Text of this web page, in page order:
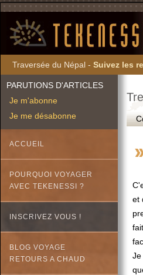
Traversée du Népal - Suivez les
PARUTIONS D'ARTICLES
Je m'abonne
Je me désabonne
ACCUEIL
POURQUOI VOYAGER
AVEC TEKENESSI ?
INSCRIVEZ VOUS !
BLOG VOYAGE
RETOURS A CHAUD
et
Je